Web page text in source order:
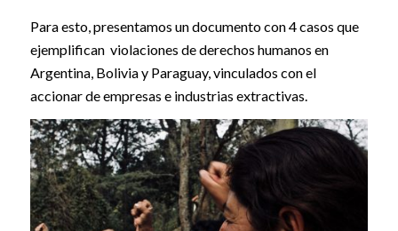
Para esto, presentamos un documento con 4 casos que
ejemplifican violaciones de derechos humanos en
Argentina, Bolivia y Paraguay, vinculados con el
accionar de empresas e industrias extractivas.